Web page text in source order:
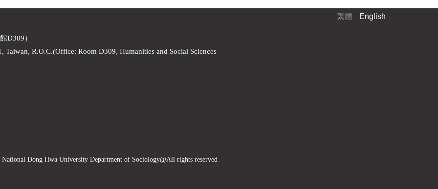
繁體 English
D309）
Taiwan, R.O.C.(Office: Room D309, Humanities and Social Sciences
National Dong Hwa University Department of Sociology@All rights reserved